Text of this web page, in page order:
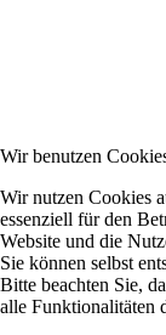
Wir benutzen
Wir nutzen Cookies
essenziell für den
Website und die
Sie können selbst
Bitte beachten Sie,
alle Funktionalitäten